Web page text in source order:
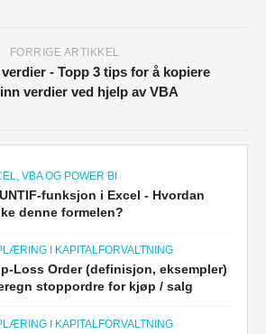
FORRIGE ARTIKKEL
- Topp 3 tips for å kopiere
verdier ved hjelp av VBA
VBA OG POWER BI
funksjon i Excel - Hvordan
denne formelen?
I KAPITALFORVALTNING
Loss Order (definisjon, eksempler)
stoppordre for kjøp / salg
I KAPITALFORVALTNING